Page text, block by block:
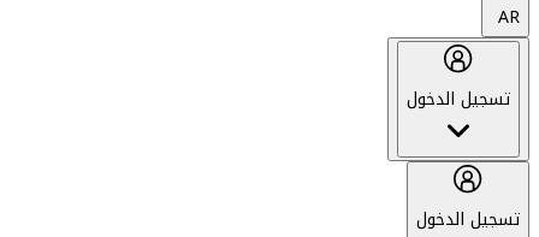
AR
تسجيل الدخول
تسجيل الدخول